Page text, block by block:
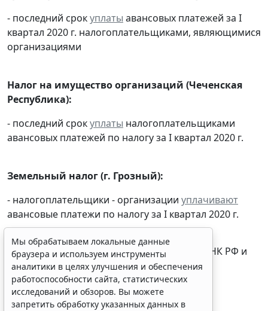
- последний срокуплаты авансовых платежей за I
квартал 2020 г. налогоплательщиками, являющимися
организациями
Налог на имущество организаций (Чеченская
Республика):
- последний срокуплаты налогоплательщиками
авансовых платежей по налогу за I квартал 2020 г.
Земельный налог (г. Грозный):
- налогоплательщики - организации уплачивают
авансовые платежи по налогу за I квартал 2020 г.
* Срок перенесен в соответствии со
НК РФ и
другими нормативными актами.
Мы обрабатываем локальные данные
браузера и используем инструменты
аналитики в целях улучшения и обеспечения
работоспособности сайта, статистических
исследований и обзоров. Вы можете
запретить обработку указанных данных в